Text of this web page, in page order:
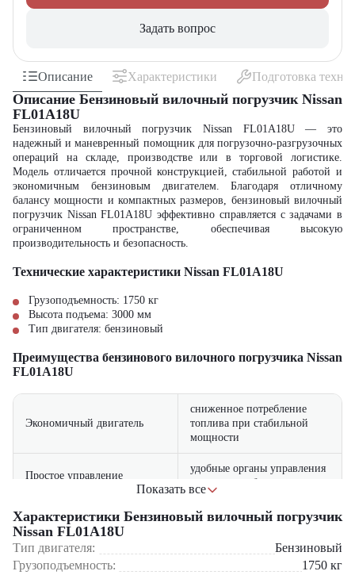
Задать вопрос
Описание Характеристики Подготовка
Описание Бензиновый вилочный погрузчик Nissan
FL01A18U
Бензиновый вилочный погрузчик Nissan FL01A18U — это
надежный и маневренный помощник для погрузочно-разгрузочных
операций на складе, производстве или в торговой логистике.
Модель отличается прочной конструкцией, стабильной работой и
экономичным бензиновым двигателем. Благодаря отличному
балансу мощности и компактных размеров, бензиновый вилочный
погрузчик Nissan FL01A18U эффективно справляется с задачами в
ограниченном пространстве, обеспечивая высокую
производительность и безопасность.
Технические характеристики Nissan FL01A18U
Грузоподъемность: 1750 кг
Высота подъема: 3000 мм
Тип двигателя: бензиновый
Преимущества бензинового вилочного погрузчика Nissan
FL01A18U
Экономичный двигатель
сниженное потребление
топлива при стабильной
мощности
Простое управление
удобные органы управления
и отличная обзорность
Компактность и
маневренность
работа в узких проходах и
Показать все
Характеристики Бензиновый вилочный погрузчик
Nissan FL01A18U
Тип двигателя:
Бензиновый
Грузоподъемность:
1750 кг